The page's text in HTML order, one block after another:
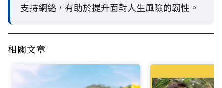
支持網絡，有助於提升面對人生風險的韌性。
相關文章